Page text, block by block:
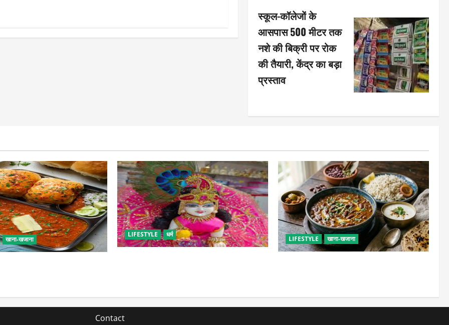
स्कूल-कॉलेजों के
आसपास 500 मीटर तक
नशे की बिक्री पर रोक
की तैयारी, केंद्र का बड़ा
प्रस्ताव
खाना-खजाना
LIFESTYLE धर्म
LIFESTYLE खाना-खजाना
Contact